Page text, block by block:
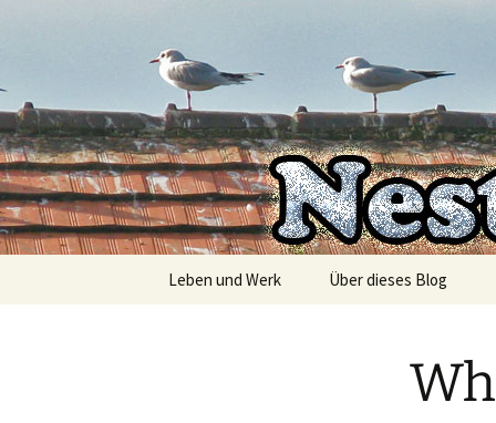
Die Autorin Susanne Lücke
Leben und Werk Über dieses Blog